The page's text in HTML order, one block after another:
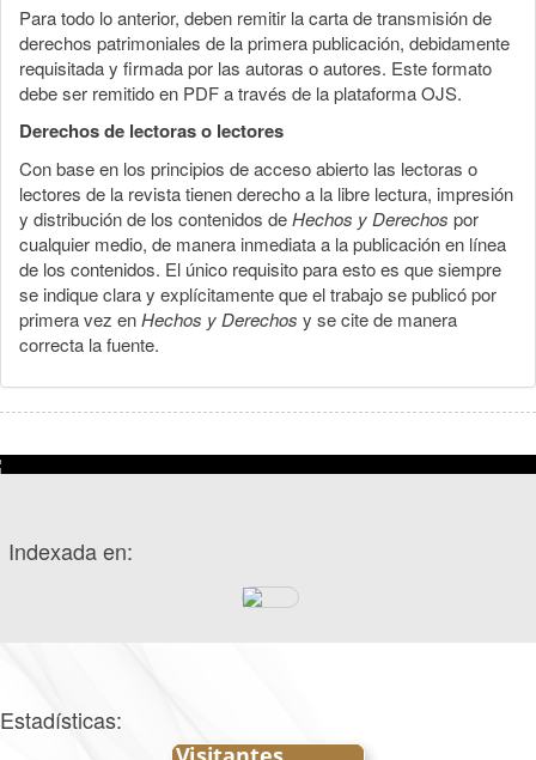
Para todo lo anterior, deben remitir la carta de transmisión de
derechos patrimoniales de la primera publicación, debidamente
requisitada y firmada por las autoras o autores. Este formato
debe ser remitido en PDF a través de la plataforma OJS.
Derechos de lectoras o lectores
Con base en los principios de acceso abierto las lectoras o
lectores de la revista tienen derecho a la libre lectura, impresión
y distribución de los contenidos deHechos y Derechos por
cualquier medio, de manera inmediata a la publicación en línea
de los contenidos. El único requisito para esto es que siempre
se indique clara y explícitamente que el trabajo se publicó por
primera vez enHechos y Derechos y se cite de manera
correcta la fuente.
Indexada en:
Estadísticas: